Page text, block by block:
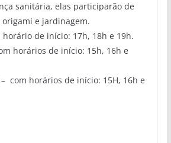
sanitária, elas participarão de
e jardinagem.
horário de início: 17h, 18h e 19h.
horários de início: 15h, 16h e
com horários de início: 15H, 16h e